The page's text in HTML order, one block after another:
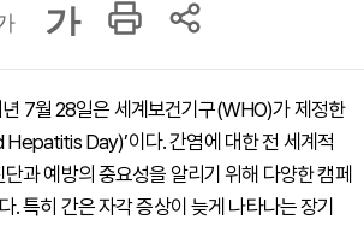
가
7월 28일은 세계보건기구(WHO)가 제정한
Hepatitis Day)’이다. 간염에 대한 전 세계적
과 예방의 중요성을 알리기 위해 다양한 캠페
. 특히 간은 자각 증상이 늦게 나타나는 장기